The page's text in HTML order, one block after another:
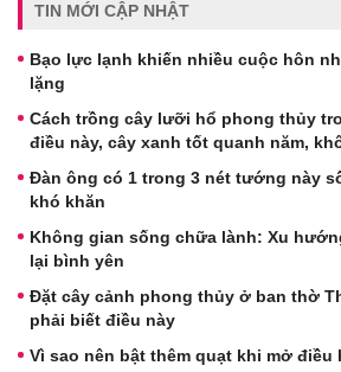
TIN MỚI CẬP NHẬT
Bạo lực lạnh khiến nhiều cuộc hôn
lặng
Cách trồng cây lưỡi hổ phong thủy
điều này, cây xanh tốt quanh năm,
Đàn ông có 1 trong 3 nét tướng này
khó khăn
Không gian sống chữa lành: Xu
lại bình yên
Đặt cây cảnh phong thủy ở ban thờ
phải biết điều này
Vì sao nên bật thêm quạt khi mở điều